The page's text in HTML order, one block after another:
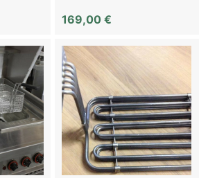
169,00€